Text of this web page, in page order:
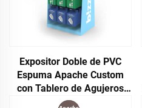
Expositor Doble de PVC
Espuma Apache Custom
con Tablero de Agujeros
para Tiendas Minoristas